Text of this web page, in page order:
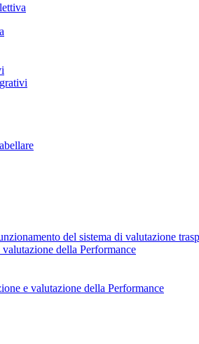
del sistema di valutazione
della Performance
e valutazione della Performance